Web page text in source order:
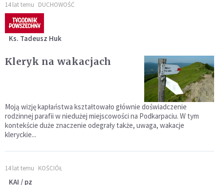
14 lat temu DUCHOWOŚĆ
Ks. Tadeusz Huk
Kleryk na wakacjach
Moją wizję kapłaństwa kształtowało głównie doświadczenie
rodzinnej parafii w niedużej miejscowości na Podkarpaciu. W tym
kontekście duże znaczenie odegrały także, uwaga, wakacje
kleryckie...
14 lat temu KOŚCIÓŁ
KAI / pz